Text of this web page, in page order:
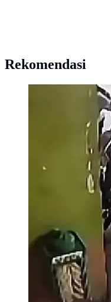
Rekomendasi